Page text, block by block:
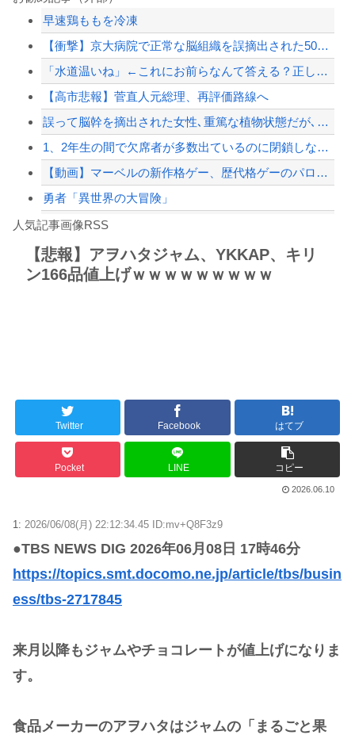
ドジャース・パヘス、第19号勝ち越しソロホームラン！！！！！！！！！！！！！！！...
ジャンポケ斎藤と代理人のやりとり、「地獄すぎて完全にコントになってる……」と衝撃...
【緊急速報】NYで警官が黒人男性の首を絞め、暴動第二波不可避へ
Powered by livedoor 相互RSS
早速鶏ももを冷凍
【衝撃】京大病院で正常な脳組織を誤摘出された50代女性、手足も動かせず自発呼吸も...
「水道温いね」←これにお前らなんて答える？正しい回答がコチラｗｗｗｗｗｗ
【高市悲報】菅直人元総理、再評価路線へ
誤って脳幹を摘出された女性､重篤な植物状態だが､意識は正常で何かを思考していると...
1、2年生の間で欠席者が多数出ているのに閉鎖しなかったせいで私立高一般入試週の前...
【動画】マーベルの新作格ゲー、歴代格ゲーのパロディが多すぎて話題にwwwwwww
勇者「異世界の大冒険」
寺田心さん(18)、筋トレした結果無事かわいくなる
8/4のニュース
Powered by livedoor 相互RSS
人気記事画像RSS
【悲報】アヲハタジャム、YKKAP、キリ
ン166品値上げｗｗｗｗｗｗｗｗｗ
Twitter Facebook はてブ
Pocket LINE コピー
2026.06.10
1: 2026/06/08(月) 22:12:34.45 ID:mv+Q8F3z9
●TBS NEWS DIG 2026年06月08日 17時46分
https://topics.smt.docomo.ne.jp/article/tbs/busin
ess/tbs-2717845
来月以降もジャムやチョコレートが値上げになりま
す。
食品メーカーのアヲハタはジャムの「まるごと果